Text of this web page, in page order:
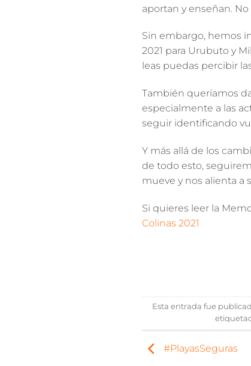
aportan y enseñan.
Sin embargo, hemos
2021 para Urubuto y
leas puedas percibir
También queríamos
especialmente a las
seguir identificando
Y más allá de los
de todo esto,
mueve y nos alienta a
Si quieres leer la
Colinas 2021
Esta entrada fue
#PlayasSeguras